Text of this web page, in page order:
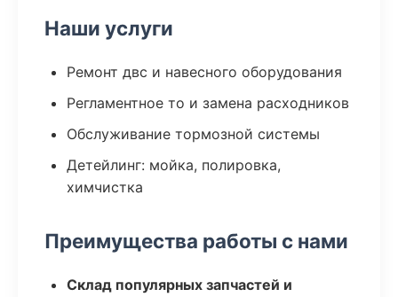
Наши услуги
Ремонт двс и навесного оборудования
Регламентное то и замена расходников
Обслуживание тормозной системы
Детейлинг: мойка, полировка,
химчистка
Преимущества работы с нами
Склад популярных запчастей и